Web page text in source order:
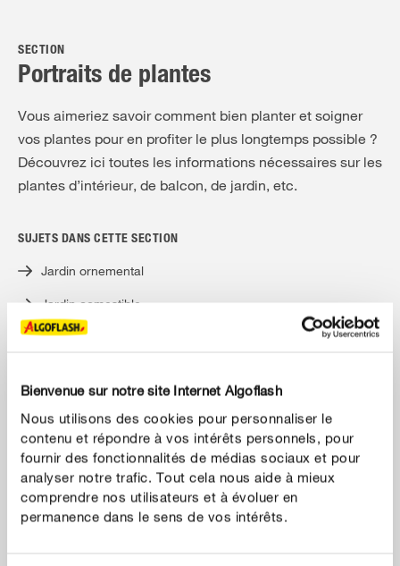
Bienvenue sur notre site Internet Algoflash
Nous utilisons des cookies pour personnaliser le
contenu et répondre à vos intérêts personnels, pour
fournir des fonctionnalités de médias sociaux et pour
analyser notre trafic. Tout cela nous aide à mieux
comprendre nos utilisateurs et à évoluer en
permanence dans le sens de vos intérêts.
SECTION
Portraits de plantes
Vous aimeriez savoir comment bien planter et soigner
vos plantes pour en profiter le plus longtemps possible ?
Découvrez ici toutes les informations nécessaires sur les
plantes d’intérieur, de balcon, de jardin, etc.
SUJETS DANS CETTE SECTION
Jardin ornemental
Jardin comestible
Plantes de terrasse et balcon